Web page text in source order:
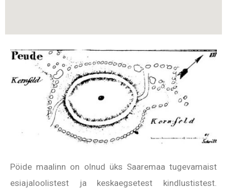
Pöide maalinn on olnud üks Saaremaa tugevamaist
esiajaloolistest ja keskaegsetest kindlustistest.